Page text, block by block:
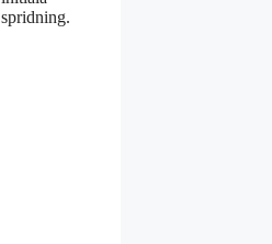
spridning.